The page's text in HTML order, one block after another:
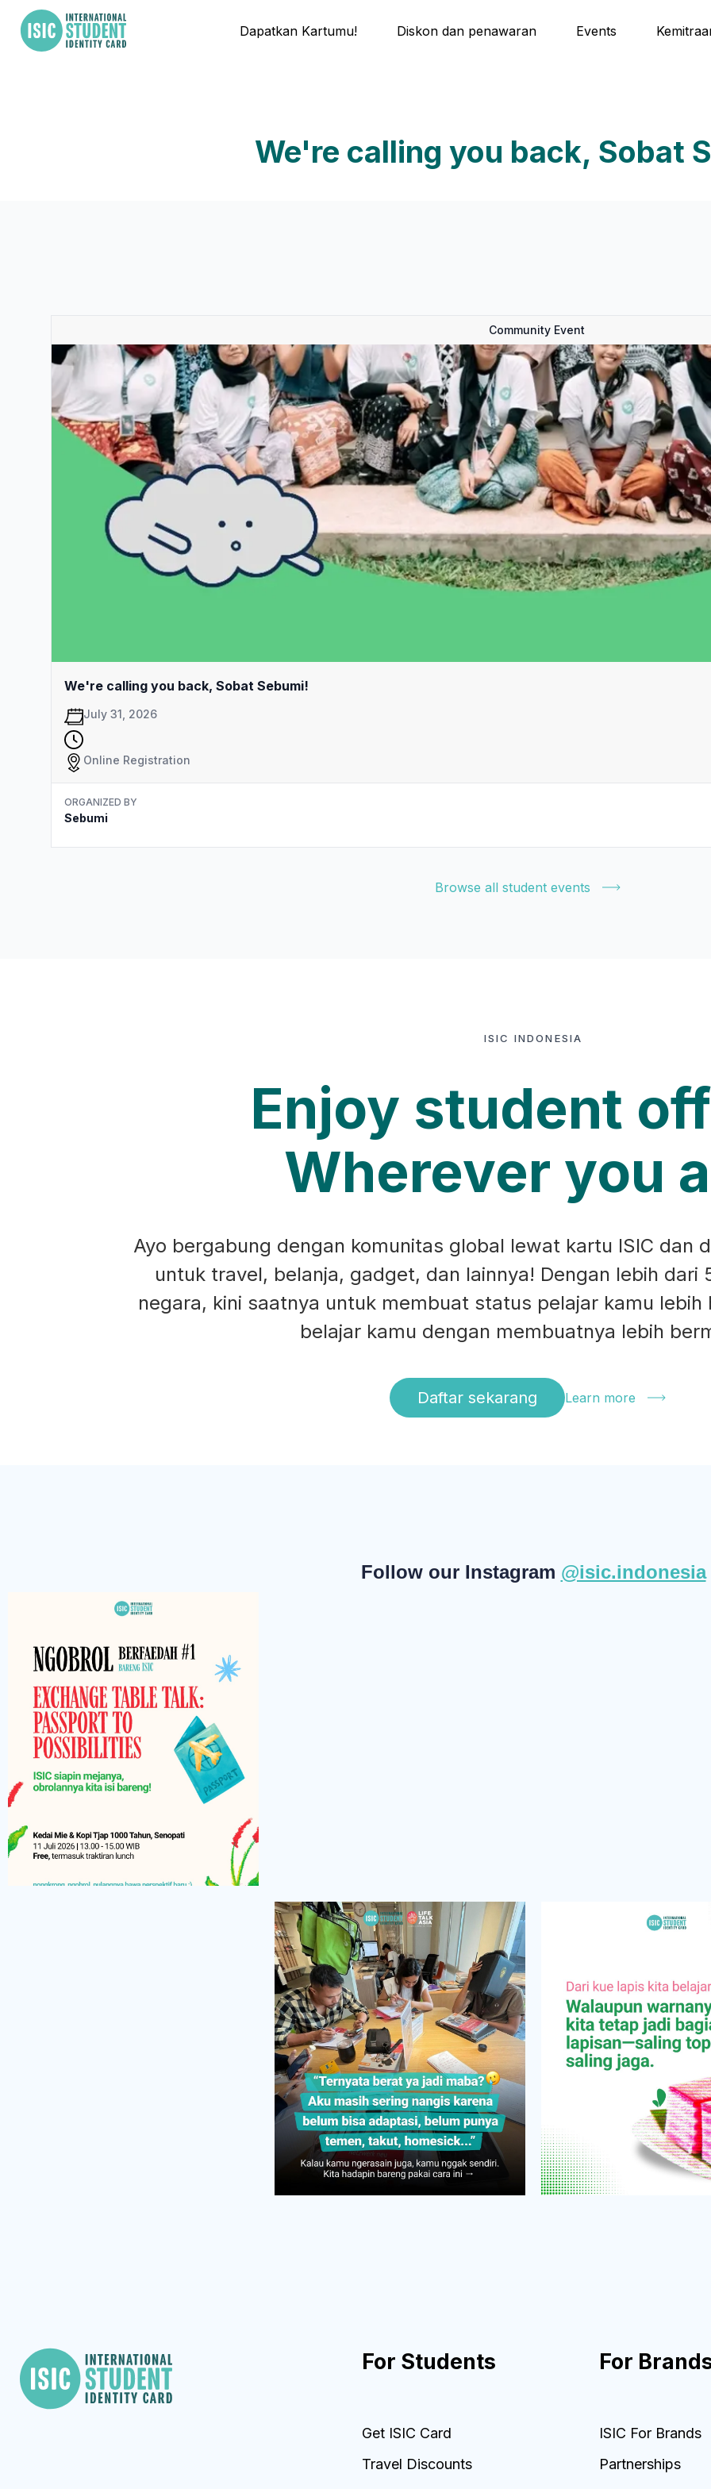
Dapatkan Kartumu! Diskon dan penawaran Events
We're calling you back, Sobat
Community Event
We're calling you back, Sobat Sebumi!
July 31, 2026
Online Registration
ORGANIZED BY
Sebumi
Browse all student events
ISIC INDONESIA
Enjoy student
Wherever you
Ayo bergabung dengan komunitas global lewat kartu ISIC dan
untuk travel, belanja, gadget, dan lainnya! Dengan lebih dari
negara, kini saatnya untuk membuat status pelajar kamu lebih
belajar kamu dengan membuatnya lebih
Daftar sekarang Learn more
Follow our Instagram @isic.indonesia
For Students
Get ISIC Card
Travel Discounts
For
ISIC For Brands
Partnerships